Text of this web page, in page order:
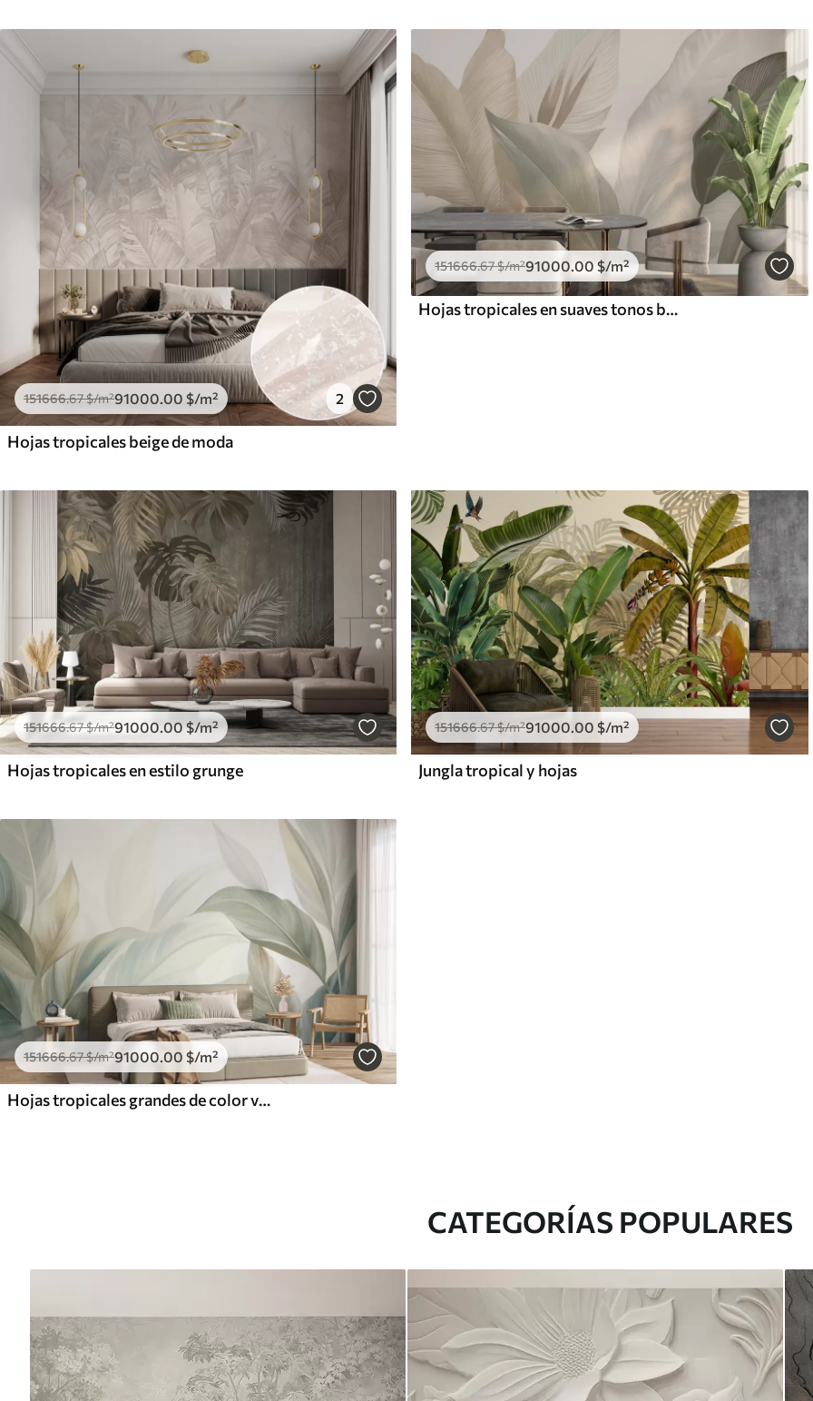
151666.67$/m²91000.00 $/m² 2
Hojas tropicales beige de moda
151666.67$/m²91000.00 $/m²
Hojas tropicales en suaves tonos beige y verde, con efecto acuarela y suaves transiciones de color
151666.67$/m²91000.00 $/m²
Hojas tropicales en estilo grunge
151666.67$/m²91000.00 $/m²
Jungla tropical y hojas
151666.67$/m²91000.00 $/m²
Hojas tropicales grandes de color verde pálido con tonos suaves y pasteles, obra de arte con textura
CATEGORÍAS POPULARES